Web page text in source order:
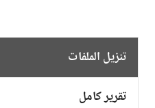
تنزيل الملفات
تقرير كامل